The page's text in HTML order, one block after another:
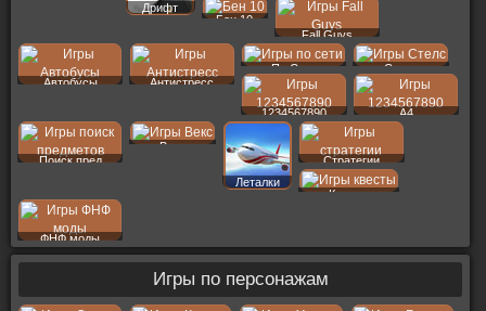
Дрифт
Бен 10
Fall Guys
Автобусы Антистресс
По Сети Стелс
1234567890 A4
Поиск пред
Векс
Леталки
Стратегии
Квесты
ФНФ моды
Игры по персонажам